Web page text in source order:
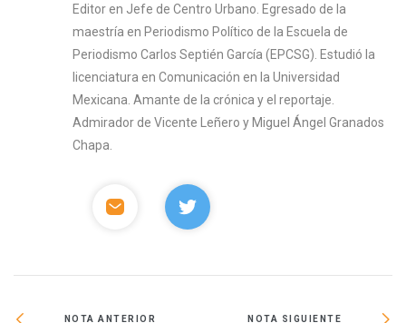
Editor en Jefe de Centro Urbano. Egresado de la
maestría en Periodismo Político de la Escuela de
Periodismo Carlos Septién García (EPCSG). Estudió la
licenciatura en Comunicación en la Universidad
Mexicana. Amante de la crónica y el reportaje.
Admirador de Vicente Leñero y Miguel Ángel Granados
Chapa.
NOTA ANTERIOR NOTA SIGUIENTE